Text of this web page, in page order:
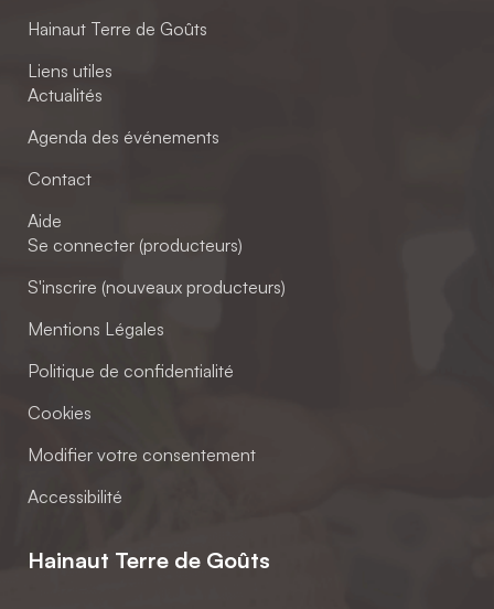
Hainaut Terre de Goûts
Liens utiles
Actualités
Agenda des événements
Contact
Aide
Se connecter (producteurs)
S'inscrire (nouveaux producteurs)
Mentions Légales
Politique de confidentialité
Cookies
Modifier votre consentement
Accessibilité
Hainaut Terre de Goûts